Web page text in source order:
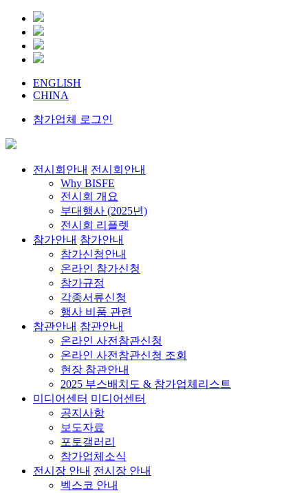
ENGLISH
CHINA
참가업체 로그인
전시회안내 전시회안내
Why BISFE
전시회 개요
부대행사 (2025년)
전시회 리플렛
참가안내 참가안내
참가신청안내
온라인 참가신청
참가규정
각종서류신청
행사 비품 관련
참관안내 참관안내
온라인 사전참관신청
온라인 사전참관신청 조회
현장 참관안내
2025 부스배치도 & 참가업체리스트
미디어센터 미디어센터
공지사항
보도자료
포토갤러리
참가업체소식
전시장 안내 전시장 안내
벡스코 안내